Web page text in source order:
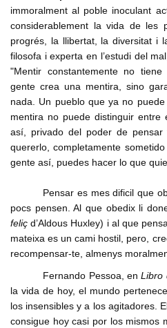
immoralment al poble inoculant
considerablement la vida de les
progrés, la llibertat, la diversitat i
filosofa i experta en l’estudi del
"Mentir constantemente no
gente crea una mentira, sino
nada. Un pueblo que ya no
mentira no puede distinguir
así, privado del poder de
quererlo, completamente
gente así, puedes hacer lo que
Pensar es mes dificil que
pocs pensen. Al que obedix li
feliç d’Aldous Huxley) i al que
mateixa es un cami hostil, pero,
recompensar-te, almenys
Fernando Pessoa, enLibro
la vida de hoy, el mundo
los insensibles y a los agitadores.
consigue hoy casi por los mismos